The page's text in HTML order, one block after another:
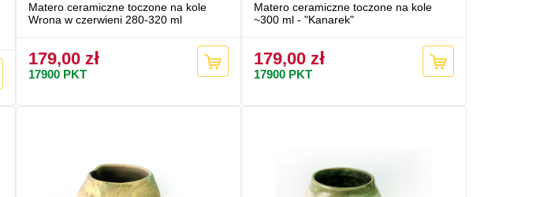
Matero ceramiczne toczone na kole
Wrona w czerwieni 280-320 ml
179,00 zł
17900 PKT
Matero ceramiczne toczone na kole
~300 ml - "Kanarek"
179,00 zł
17900 PKT